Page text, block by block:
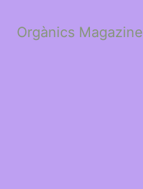
Orgànics Magazine